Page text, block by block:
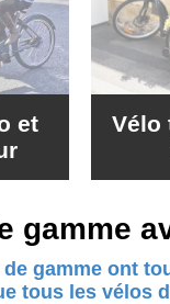
et
Vélo
gamme
gamme ont
tous les vélos